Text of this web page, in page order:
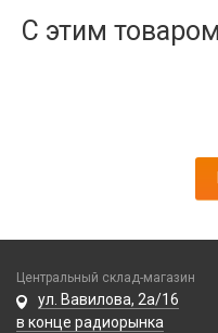
С этим
Камеры
Проклейки
Шлейфы
Центральный склад-магазин
ул. Вавилова, 2а/16
в конце радиорынка